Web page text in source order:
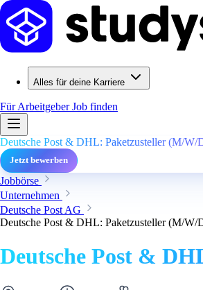
Alles für deine Karriere
Für ArbeitgeberJob finden
Deutsche Post & DHL: Paketzusteller (M/W/
Jetzt bewerben
Jobbörse
Unternehmen
Deutsche Post AG
Deutsche Post & DHL: Paketzusteller (M/W/
Deutsche Post &